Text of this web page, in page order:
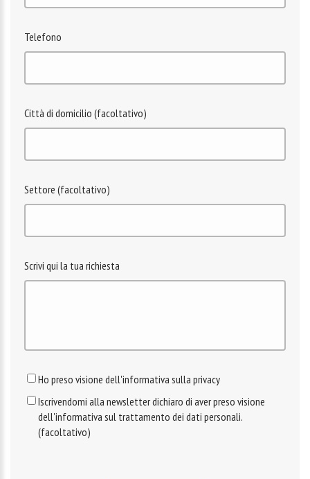
Telefono
Città di domicilio (facoltativo)
Settore (facoltativo)
Scrivi qui la tua richiesta
Ho preso visione dell'informativa sulla privacy
Iscrivendomi alla newsletter dichiaro di aver preso visione
dell'informativa sul trattamento dei dati personali.
(facoltativo)